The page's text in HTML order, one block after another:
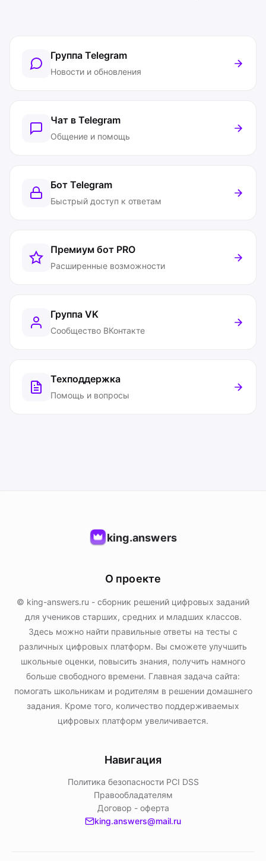
Группа Telegram
Новости и обновления
Чат в Telegram
Общение и помощь
Бот Telegram
Быстрый доступ к ответам
Премиум бот PRO
Расширенные возможности
Группа VK
Сообщество ВКонтакте
Техподдержка
Помощь и вопросы
king.answers
О проекте
© king-answers.ru - сборник решений цифровых заданий
для учеников старших, средних и младших классов.
Здесь можно найти правильные ответы на тесты с
различных цифровых платформ. Вы сможете улучшить
школьные оценки, повысить знания, получить намного
больше свободного времени. Главная задача сайта:
помогать школьникам и родителям в решении домашнего
задания. Кроме того, количество поддерживаемых
цифровых платформ увеличивается.
Навигация
Политика безопасности PСI DSS
Правообладателям
Договор - оферта
king.answers@mail.ru